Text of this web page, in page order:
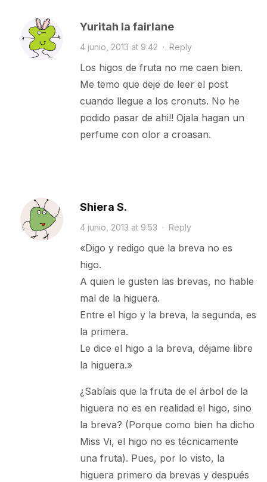
Yuritah la fairlane
4 junio, 2013 at 9:42 · Reply
Los higos de fruta no me caen bien.
Me temo que deje de leer el post
cuando llegue a los cronuts. No he
podido pasar de ahi!! Ojala hagan un
perfume con olor a croasan.
Shiera S.
4 junio, 2013 at 9:53 · Reply
«Digo y redigo que la breva no es
higo.
A quien le gusten las brevas, no hable
mal de la higuera.
Entre el higo y la breva, la segunda, es
la primera.
Le dice el higo a la breva, déjame libre
la higuera.»
¿Sabíais que la fruta de el árbol de la
higuera no es en realidad el higo, sino
la breva? (Porque como bien ha dicho
Miss Vi, el higo no es técnicamente
una fruta). Pues, por lo visto, la
higuera primero da brevas y después